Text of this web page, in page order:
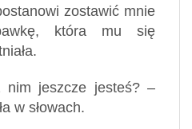
zostawić mnie
która mu się
jeszcze jesteś? –
w słowach.